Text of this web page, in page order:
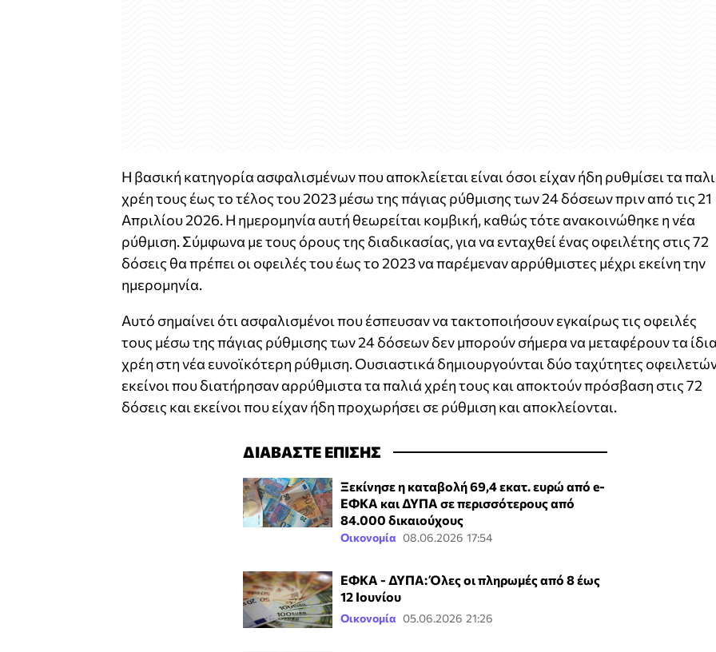
Η βασική κατηγορία ασφαλισμένων που αποκλείεται είναι όσοι είχαν ήδη ρυθμίσει τα
χρέη τους έως το τέλος του 2023 μέσω της πάγιας ρύθμισης των 24 δόσεων πριν από τις 21
Απριλίου 2026. Η ημερομηνία αυτή θεωρείται κομβική, καθώς τότε ανακοινώθηκε η νέα
ρύθμιση. Σύμφωνα με τους όρους της διαδικασίας, για να ενταχθεί ένας οφειλέτης στις 72
δόσεις θα πρέπει οι οφειλές του έως το 2023 να παρέμεναν αρρύθμιστες μέχρι εκείνη την
ημερομηνία.
Αυτό σημαίνει ότι ασφαλισμένοι που έσπευσαν να τακτοποιήσουν εγκαίρως τις οφειλές
τους μέσω της πάγιας ρύθμισης των 24 δόσεων δεν μπορούν σήμερα να μεταφέρουν τα
χρέη στη νέα ευνοϊκότερη ρύθμιση. Ουσιαστικά δημιουργούνται δύο ταχύτητες
εκείνοι που διατήρησαν αρρύθμιστα τα παλιά χρέη τους και αποκτούν πρόσβαση στις 72
δόσεις και εκείνοι που είχαν ήδη προχωρήσει σε ρύθμιση και αποκλείονται.
ΔΙΑΒΑΣΤΕ ΕΠΙΣΗΣ
Ξεκίνησε η καταβολή 69,4 εκατ. ευρώ από e-
ΕΦΚΑ και ΔΥΠΑ σε περισσότερους από
84.000 δικαιούχους
Οικονομία 08.06.2026 17:54
ΕΦΚΑ - ΔΥΠΑ: Όλες οι πληρωμές από 8 έως
12 Ιουνίου
Οικονομία 05.06.2026 21:26